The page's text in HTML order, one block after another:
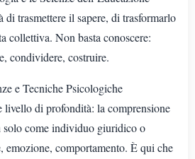
di trasmettere il sapere, di trasformarlo
collettiva. Non basta conoscere:
condividere, costruire.
e Tecniche Psicologiche
livello di profondità: la comprensione
solo come individuo giuridico o
emozione, comportamento. È qui che